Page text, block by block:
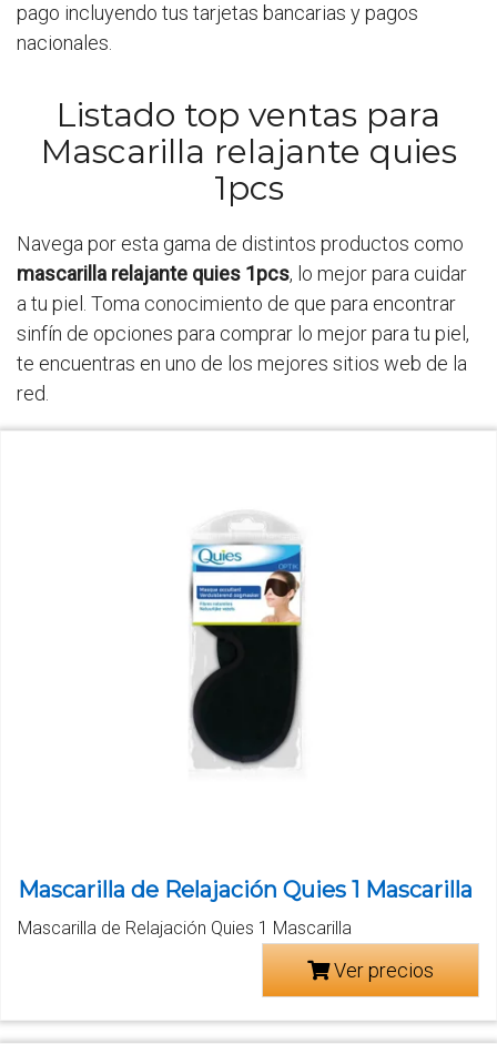
pago incluyendo tus tarjetas bancarias y pagos
nacionales.
Listado top ventas para
Mascarilla relajante quies
1pcs
Navega por esta gama de distintos productos como
mascarilla relajante quies 1pcs, lo mejor para cuidar
a tu piel. Toma conocimiento de que para encontrar
sinfín de opciones para comprar lo mejor para tu piel,
te encuentras en uno de los mejores sitios web de la
red.
Mascarilla de Relajación Quies 1 Mascarilla
Mascarilla de Relajación Quies 1 Mascarilla
Ver precios